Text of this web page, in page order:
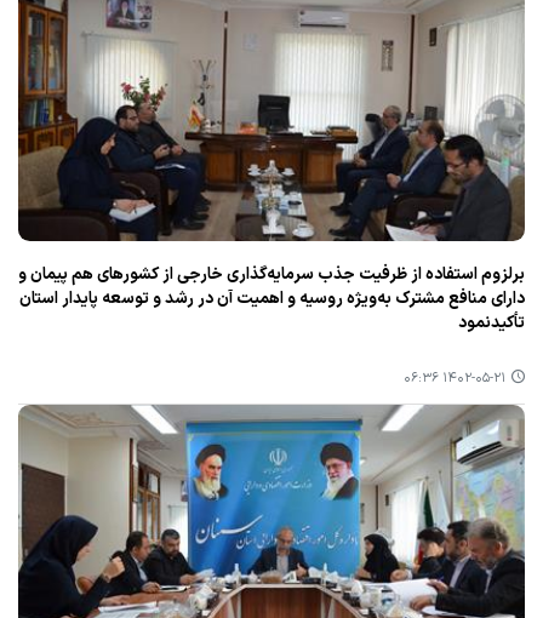
برلزوم استفاده از ظرفیت جذب سرمایه‌گذاری خارجی از كشورهای هم پیمان و
دارای منافع مشترك به‌ویژه روسیه و اهمیت آن در رشد و توسعه پایدار استان
تأكیدنمود
۱۴۰۲-۰۵-۲۱ ۰۶:۳۶